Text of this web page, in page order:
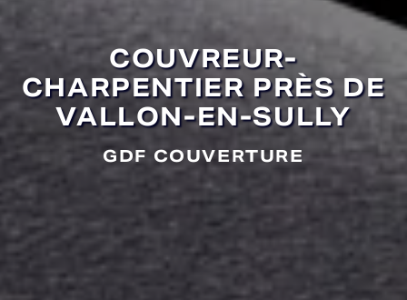
COUVREUR-
CHARPENTIER PRÈS DE
VALLON-EN-SULLY
GDF COUVERTURE